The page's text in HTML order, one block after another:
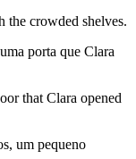
the crowded shelves.
porta que Clara
that Clara opened
um pequeno